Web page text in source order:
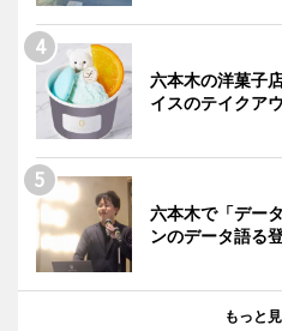
六本木の洋菓子
イスのテイクア
六本木で「デー
ンのデータ語る
もっと